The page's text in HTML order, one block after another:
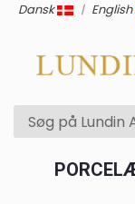
Dansk | English